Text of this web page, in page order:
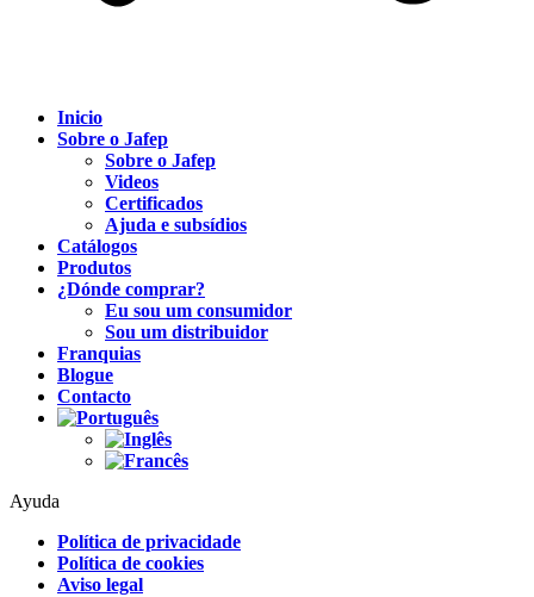
Inicio
Sobre o Jafep
Sobre o Jafep
Videos
Certificados
Ajuda e subsídios
Catálogos
Produtos
¿Dónde comprar?
Eu sou um consumidor
Sou um distribuidor
Franquias
Blogue
Contacto
Ayuda
Política de privacidade
Política de cookies
Aviso legal